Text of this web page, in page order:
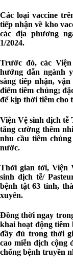
Các loại vaccine
tiếp nhận về kho
các địa phương
1/2024.
Trước đó, các
hướng dẫn ngành
sàng tiếp nhận, vận
điểm tiêm chủng;
để kịp thời tiêm cho
Viện Vệ sinh dịch tễ
tăng cường thêm
nhu cầu tiêm
nước.
Thời gian tới, Viện
sinh dịch tễ/
bệnh tật 63 tỉnh,
xuyên.
Đồng thời ngay
khai hoạt động
đầy đủ trong thời
cao miễn dịch cộng
chống bệnh truyền